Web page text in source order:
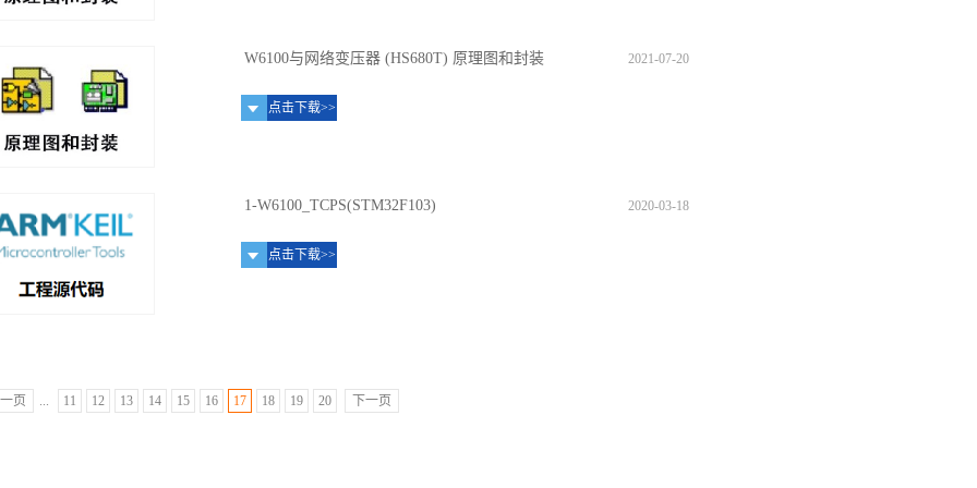
W6100与网络变压器 (HS680T) 原理图和封装 2021-07-20
点击下载>>
1-W6100_TCPS(STM32F103) 2020-03-18
点击下载>>
页 ... 11 12 13 14 15 16 17 18 19 20 下一页